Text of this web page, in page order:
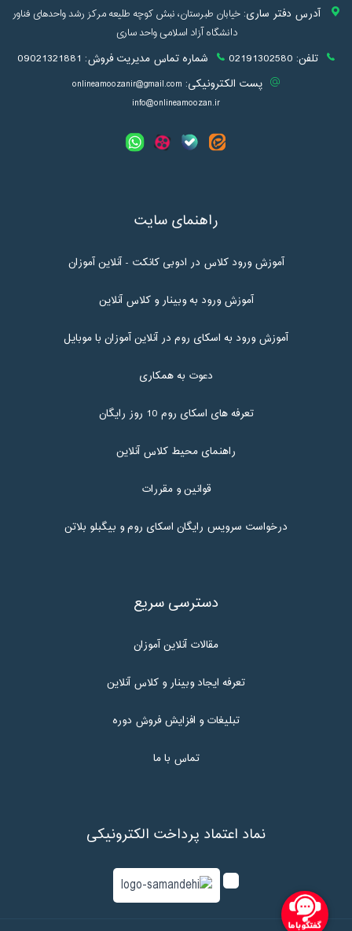
آدرس دفتر ساری:خیابان طبرستان، نبش کوچه طلیعه مرکز رشد واحدهای فناور
دانشگاه آزاد اسلامی واحد ساری
تلفن: 02191302580 شماره تماس مدیریت فروش: 09021321881
پست الکترونیکی: onlineamoozanir@gmail.com
info@onlineamoozan.ir
راهنمای سایت
آموزش ورود کلاس در ادوبی کانکت - آنلاین آموزان
آموزش ورود به وبینار و کلاس آنلاین
آموزش ورود به اسکای روم در آنلاین آموزان با موبایل
دعوت به همکاری
تعرفه های اسکای روم 10 روز رایگان
راهنمای محیط کلاس آنلاین
قوانین و مقررات
درخواست سرویس رایگان اسکای روم و بیگبلو بلاتن
دسترسی سریع
مقالات آنلاین آموزان
تعرفه ایجاد وبینار و کلاس آنلاین
تبلیغات و افزایش فروش دوره
تماس با ما
نماد اعتماد پرداخت الکترونیکی